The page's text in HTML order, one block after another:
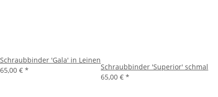
Schraubbinder 'Gala' in Leinen
65,00 € *
Schraubbinder 'Superior' schmal
65,00 € *